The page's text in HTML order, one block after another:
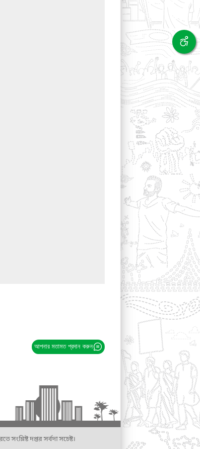
আপনার মতামত প্রদান করুন
দপ্তর সর্বদা সচেষ্ট।